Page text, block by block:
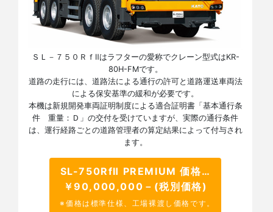
ＳＬ－７５０ＲｆⅡはラフターの愛称でクレーン型式はKR-
80H-FMです。
道路の走行には、道路法による通行の許可と道路運送車両法
による保安基準の緩和が必要です。
本機は新規開発車両証明制度による適合証明書「基本通行条
件 重量：Ｄ」の交付を受けていますが、実際の通行条件
は、運行経路ごとの道路管理者の算定結果によって付与され
ます。
SL-750RfⅡ PREMIUM 価格…
￥90,000,000－(税別価格)
※価格は標準仕様、工場裸渡し価格です。